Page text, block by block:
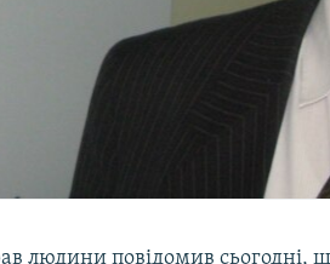
людини повідомив сьогодні,